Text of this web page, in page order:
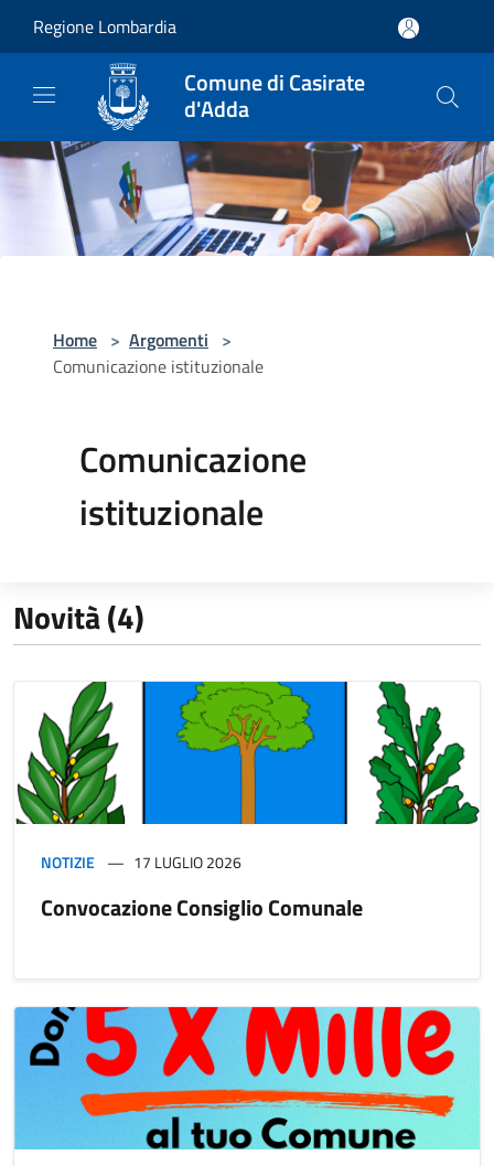
Regione Lombardia
Comune di Casirate
d'Adda
Home > Argomenti >
Comunicazione istituzionale
Comunicazione
istituzionale
Novità (4)
NOTIZIE 17 LUGLIO 2026
Convocazione Consiglio Comunale